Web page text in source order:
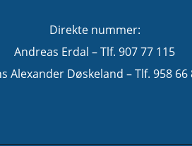
Direkte nummer:
Andreas Erdal – Tlf. 907 77 115
Alexander Døskeland – Tlf. 958 66